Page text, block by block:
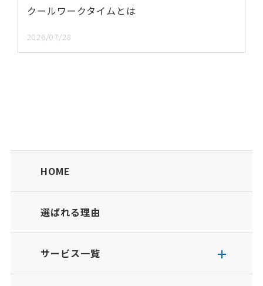
クールワークタイムとは
2026/07/28
HOME
選ばれる理由
サービス一覧